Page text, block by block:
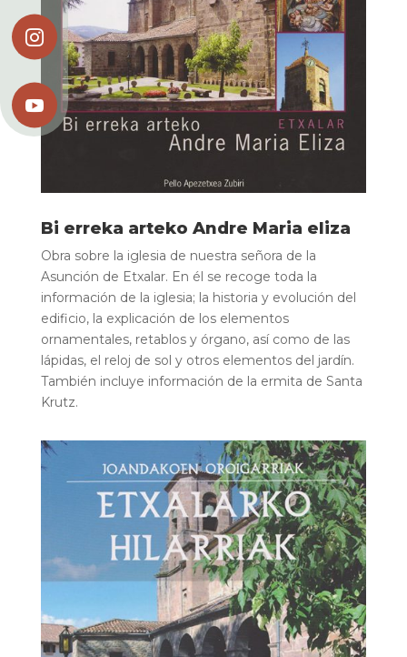


Bi erreka arteko Andre Maria eliza
Obra sobre la iglesia de nuestra señora de la
Asunción de Etxalar. En él se recoge toda la
información de la iglesia; la historia y evolución del
edificio, la explicación de los elementos
ornamentales, retablos y órgano, así como de las
lápidas, el reloj de sol y otros elementos del jardín.
También incluye información de la ermita de Santa
Krutz.